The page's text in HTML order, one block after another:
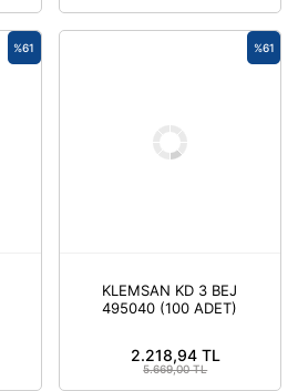
%61
KLEMSAN KD 3 BEJ
495040 (100 ADET)
%61
2.218,94 TL
5.669,00 TL